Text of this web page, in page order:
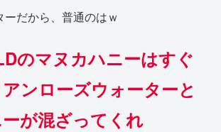
だから、普通のはｗ
のマヌカハニーはすぐ
ンローズウォーターと
が混ざってくれ